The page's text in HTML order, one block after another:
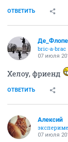
ОТВЕТИТЬ
Де_Флопе
bric-a-brac
07 июля
Хелоу, фриенд
ОТВЕТИТЬ
Алексий
07 июля